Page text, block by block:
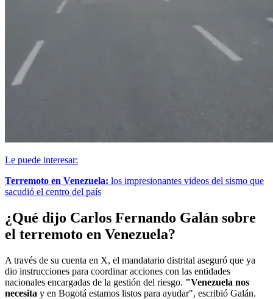
Le puede interesar:
Terremoto en Venezuela: los impresionantes videos del sismo que
sacudió el centro del país
¿Qué dijo Carlos Fernando Galán sobre
el terremoto en Venezuela?
A través de su cuenta en X, el mandatario distrital aseguró que ya
dio instrucciones para coordinar acciones con las entidades
nacionales encargadas de la gestión del riesgo. "Venezuela nos
necesita y en Bogotá estamos listos para ayudar", escribió Galán.